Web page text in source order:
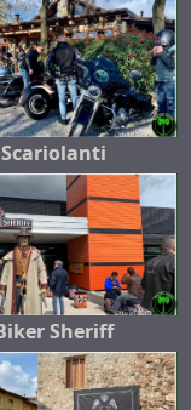
Scariolanti
Sheriff